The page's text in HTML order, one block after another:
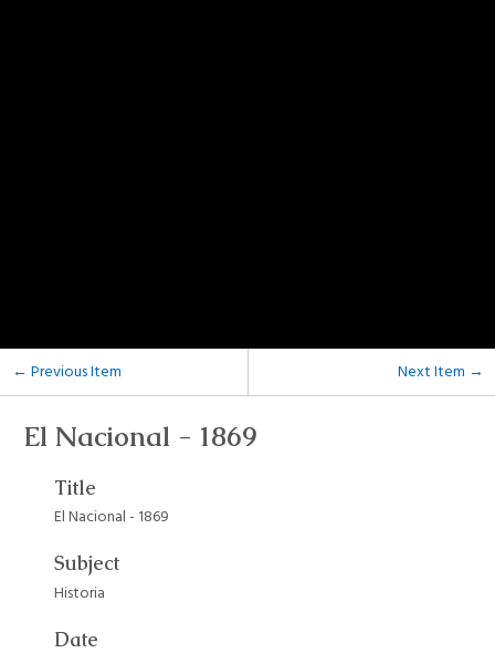
← Previous Item Next Item →
El Nacional - 1869
Title
El Nacional - 1869
Subject
Historia
Date